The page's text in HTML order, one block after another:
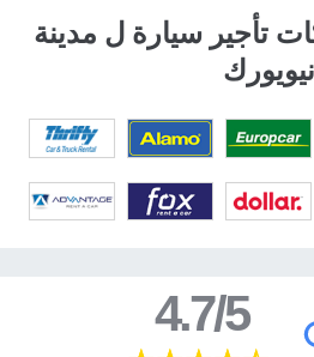
تأجير سيارة ل مدينة
نيويورك
4.7/5